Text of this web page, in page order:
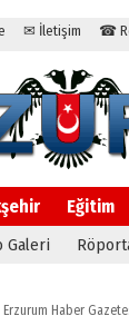
✉ İletişim ☎
Eğitim
Galeri
Erzurum Haber